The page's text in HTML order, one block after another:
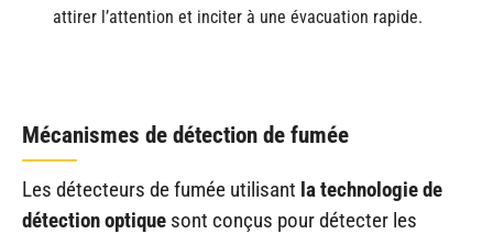
attirer l’attention et inciter à une évacuation rapide.
Mécanismes de détection de fumée
Les détecteurs de fumée utilisant la technologie de
détection optique sont conçus pour détecter les